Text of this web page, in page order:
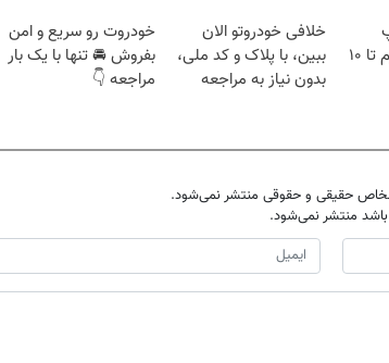
طلاسی، از ۰.۵ گرم تا ۱۰
خلافی خودروتو الان
ببین، با پلاک و کد ملی،
بدون نیاز به مراجعه
خودروت رو سریع و امن
بفروش 🚘 تنها با یک بار
مراجعه 👇
حقیقی و حقوقی منتشر نمی‌شود.
باشد منتشر نمی‌شود.